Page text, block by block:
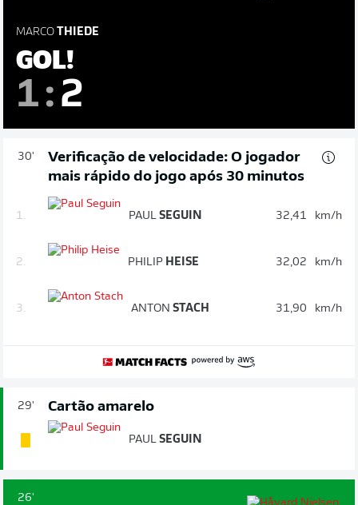
MARCO THIEDE
GOL!
1: 2
30'
Verificação de velocidade: O jogador
mais rápido do jogo após 30 minutos
1. PAUL SEGUIN 32,41 km/h
2. PHILIP HEISE 32,02 km/h
3. ANTON STACH 31,90 km/h
29' Cartão amarelo
PAUL SEGUIN
26'